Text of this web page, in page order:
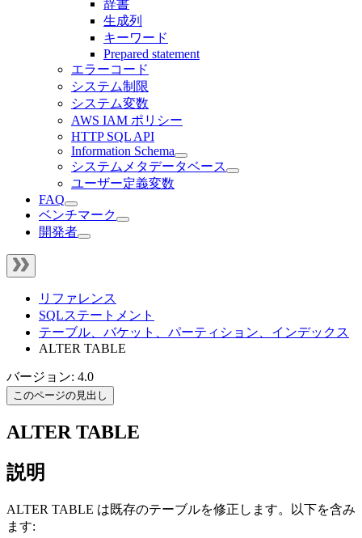
辞書
生成列
キーワード
Prepared statement
エラーコード
システム制限
システム変数
AWS IAM ポリシー
HTTP SQL API
Information Schema
システムメタデータベース
ユーザー定義変数
FAQ
ベンチマーク
開発者
リファレンス
SQLステートメント
テーブル、バケット、パーティション、インデックス
ALTER TABLE
バージョン: 4.0
このページの見出し
ALTER TABLE
説明
ALTER TABLE は既存のテーブルを修正します。以下を含み
ます: